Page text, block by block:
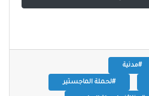
#مدنية
#لحملة الماجستير